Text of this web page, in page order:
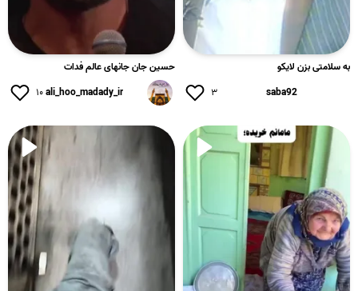
به سلامتی بزن لایکو
saba92
۳
حسین جان جانهای عالم فدات
ali_hoo_madady_ir۱۰